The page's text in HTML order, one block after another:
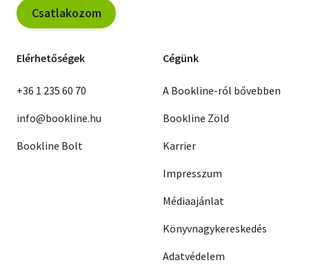
Csatlakozom
Elérhetőségek
+36 1 235 60 70
info@bookline.hu
Bookline Bolt
Cégünk
A Bookline-ról bővebben
Bookline Zöld
Karrier
Impresszum
Médiaajánlat
Könyvnagykereskedés
Adatvédelem